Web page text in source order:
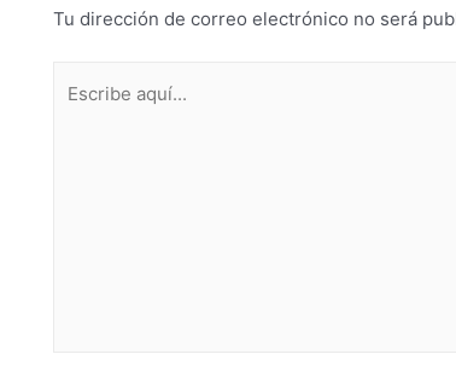
Tu dirección de correo electrónico no será